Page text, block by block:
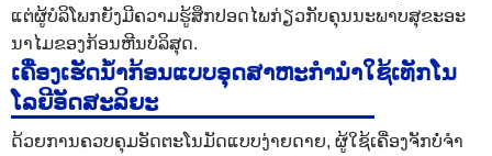
ແຕ່ຜູ້ບໍລິໂພກຍັງມີຄວາມຮູ້ສຶກປອດໄພກ່ຽວກັບຄຸນນະພາບສຸຂະອະ
ນາໄມຂອງກ້ອນຫີນບໍລິສຸດ.
ເຄື່ອງເຮັດນ້ຳກ້ອນແບບອຸດສາຫະກຳນຳໃຊ້ເທັກໂນ
ໂລຍີອັດສະລິຍະ
ດ້ວຍການຄວບຄຸມອັດຕະໂນມັດແບບງ່າຍດາຍ, ຜູ້ໃຊ້ເຄື່ອງຈັກບໍ່ຈໍາ